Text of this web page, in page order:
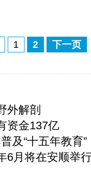
1 2 下一页
外解剖
资金137亿
及“十五年教育”
6月将在安顺举